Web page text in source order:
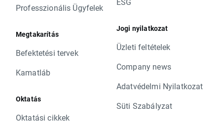
Professzionális Ügyfelek
Megtakarítás
Befektetési tervek
Kamatláb
Oktatás
Oktatási cikkek
Jogi nyilatkozat
Üzleti feltételek
Company news
Adatvédelmi Nyilatkozat
Süti Szabályzat